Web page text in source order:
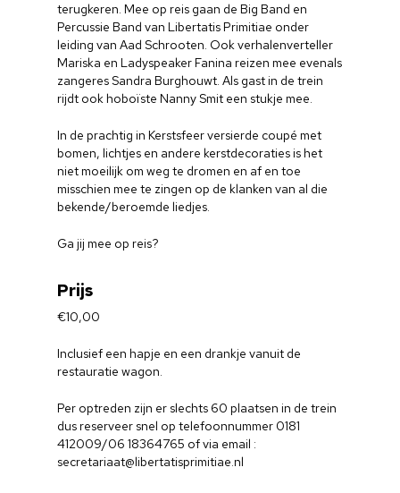
terugkeren. Mee op reis gaan de Big Band en
Percussie Band van Libertatis Primitiae onder
leiding van Aad Schrooten. Ook verhalenverteller
Mariska en Ladyspeaker Fanina reizen mee evenals
zangeres Sandra Burghouwt. Als gast in de trein
rijdt ook hoboïste Nanny Smit een stukje mee.
In de prachtig in Kerstsfeer versierde coupé met
bomen, lichtjes en andere kerstdecoraties is het
niet moeilijk om weg te dromen en af en toe
misschien mee te zingen op de klanken van al die
bekende/beroemde liedjes.
Ga jij mee op reis?
Prijs
€10,00
Inclusief een hapje en een drankje vanuit de
restauratie wagon.
Per optreden zijn er slechts 60 plaatsen in de trein
dus reserveer snel op telefoonnummer 0181
412009/06 18364765 of via email :
secretariaat@libertatisprimitiae.nl